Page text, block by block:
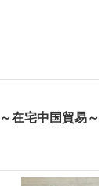
在宅中国貿易～